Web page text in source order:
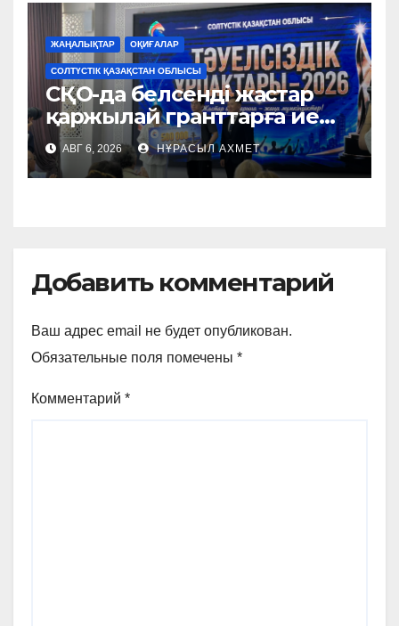
ЖАҢАЛЫҚТАР ОҚИҒАЛАР
СОЛТҮСТІК ҚАЗАҚСТАН ОБЛЫСЫ
СҚО-да белсенді жастар
қаржылай гранттарға ие
болды
АВГ 6, 2026 НҰРАСЫЛ АХМЕТ
Добавить комментарий
Ваш адрес email не будет опубликован.
Обязательные поля помечены *
Комментарий *